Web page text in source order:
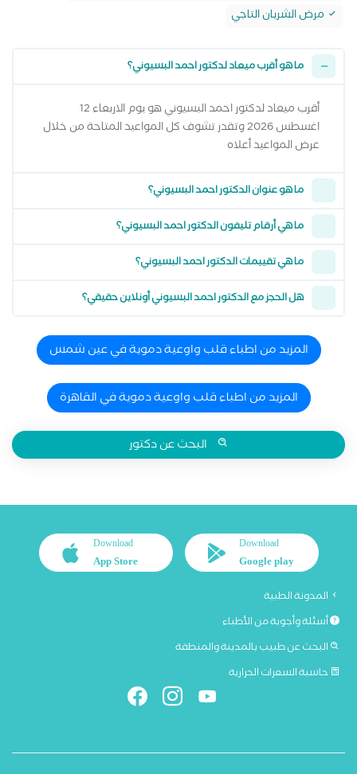
مرض الشريان التاجي
ما هو أقرب ميعاد لدكتور احمد البسيوني؟
أقرب ميعاد لدكتور احمد البسيوني هو يوم الاربعاء 12
اغسطس 2026 وتقدر تشوف كل المواعيد المتاحة من خلال
عرض المواعيد أعلاه
ما هو عنوان الدكتور احمد البسيوني؟
ما هي أرقام تليفون الدكتور احمد البسيوني؟
ما هي تقييمات الدكتور احمد البسيوني؟
هل الحجز مع الدكتور احمد البسيوني أونلاين حقيقي؟
المزيد من اطباء قلب واوعية دموية في عين شمس
المزيد من اطباء قلب واوعية دموية في القاهرة
البحث عن دكتور
Download
Google play
Download
App Store
المدونة الطبية
أسئلة وأجوبة من الأطباء
البحث عن طبيب بالمدينة والمنطقة
حاسبة السعرات الحرارية